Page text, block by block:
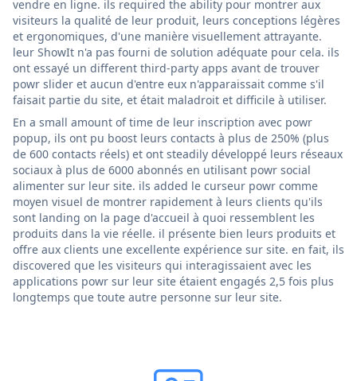
vendre en ligne. ils required the ability pour montrer aux
visiteurs la qualité de leur produit, leurs conceptions légères
et ergonomiques, d'une manière visuellement attrayante.
leur ShowIt n'a pas fourni de solution adéquate pour cela. ils
ont essayé un different third-party apps avant de trouver
powr slider et aucun d'entre eux n'apparaissait comme s'il
faisait partie du site, et était maladroit et difficile à utiliser.
En a small amount of time de leur inscription avec powr
popup, ils ont pu boost leurs contacts à plus de 250% (plus
de 600 contacts réels) et ont steadily développé leurs réseaux
sociaux à plus de 6000 abonnés en utilisant powr social
alimenter sur leur site. ils added le curseur powr comme
moyen visuel de montrer rapidement à leurs clients qu'ils
sont landing on la page d'accueil à quoi ressemblent les
produits dans la vie réelle. il présente bien leurs produits et
offre aux clients une excellente expérience sur site. en fait, ils
discovered que les visiteurs qui interagissaient avec les
applications powr sur leur site étaient engagés 2,5 fois plus
longtemps que toute autre personne sur leur site.